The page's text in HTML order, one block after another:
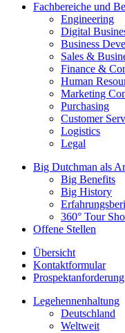
Fachbereiche und
Engineering
Digital
Business
Sales &
Finance &
Human
Marketing
Purchasing
Customer
Logistics
Legal
Big Dutchman als
Big Benefits
Big History
360° Tour
Offene Stellen
Übersicht
Kontaktformular
Prospektanforderung
Legehennenhaltung
Deutschland
Weltweit